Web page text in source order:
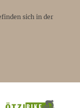
sich in der